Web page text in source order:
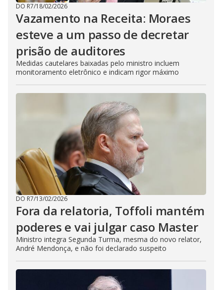
DO R7/18/02/2026
Vazamento na Receita: Moraes
esteve a um passo de decretar
prisão de auditores
Medidas cautelares baixadas pelo ministro incluem
monitoramento eletrônico e indicam rigor máximo
DO R7/13/02/2026
Fora da relatoria, Toffoli mantém
poderes e vai julgar caso Master
Ministro integra Segunda Turma, mesma do novo relator,
André Mendonça, e não foi declarado suspeito